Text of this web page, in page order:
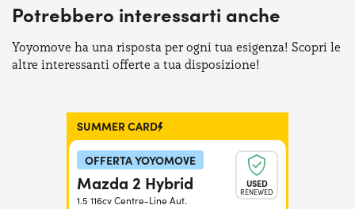
Potrebbero interessarti anche
Yoyomove ha una risposta per ogni tua esigenza! Scopri le
altre interessanti offerte a tua disposizione!
SUMMER CARD
OFFERTA YOYOMOVE
USED
RENEWED
Mazda 2 Hybrid
1.5 116cv Centre-Line Aut.